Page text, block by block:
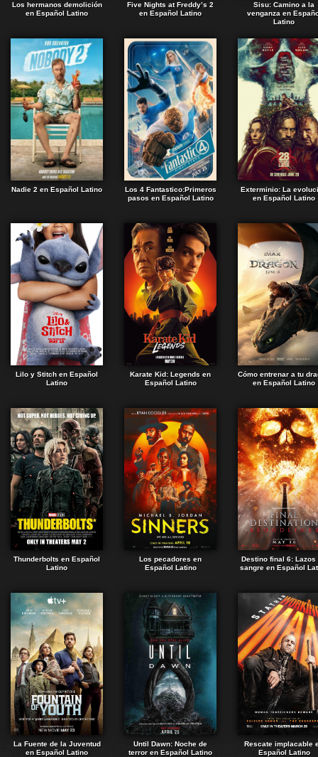
Los hermanos demolición
en Español Latino
Five Nights at Freddy’s 2
en Español Latino
Sisu: Camino a la
venganza en
Latino
Nadie 2 en Español Latino
Los 4 Fantastico:Primeros
pasos en Español Latino
Exterminio: La
en Español Latino
Lilo y Stitch en Español
Latino
Karate Kid: Legends en
Español Latino
Cómo entrenar a tu
en Español Latino
Thunderbolts en Español
Latino
Los pecadores en
Español Latino
Destino final 6: Lazos
sangre en Español
La Fuente de la Juventud
en Español Latino
Until Dawn: Noche de
terror en Español Latino
Rescate implacable
Español Latino